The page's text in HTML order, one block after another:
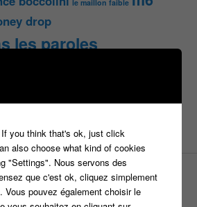
le maillon faible
drop
les paroles
express révélation tf1 TLMVPSP
you think that's ok, just click
also choose what kind of cookies
"Settings". Nous servons des
que c'est ok, cliquez simplement
Vous pouvez également choisir le